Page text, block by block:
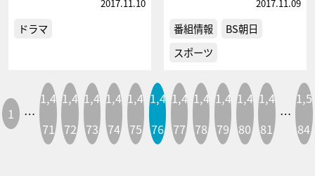
2017.11.10
ドラマ
2017.11.09
番組情報
BS朝日
スポーツ
1 …
1,4
71
1,4
72
1,4
73
1,4
74
1,4
75
1,4
76
1,4
77
1,4
78
1,4
79
1,4
80
1,4
81
…
1,5
84